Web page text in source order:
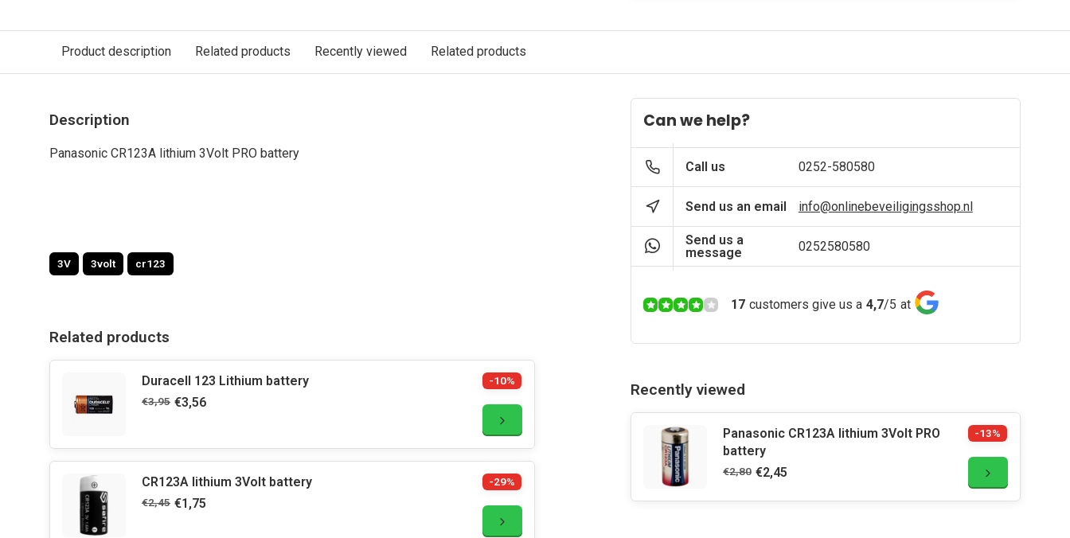
Product description Related products Recently viewed Related products
Description
Panasonic CR123A lithium 3Volt PRO battery
3V 3volt cr123
Related products
Duracell 123 Lithium battery
€3,95 €3,56
-10%
CR123A lithium 3Volt battery
€2,45 €1,75
-29%
Can we help?
Call us 0252-580580
Send us an email info@onlinebeveiligingsshop.nl
Send us a
message
0252580580
17 customers give us a 4,7/5 at
Recently viewed
Panasonic CR123A lithium 3Volt PRO
battery
€2,80 €2,45
-13%